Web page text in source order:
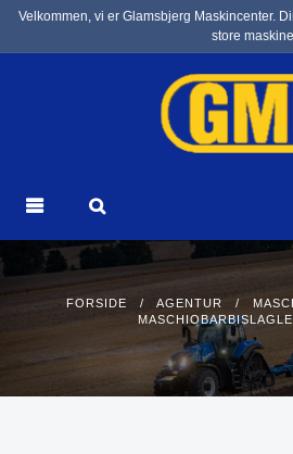
Velkommen, vi er Glamsbjerg Maskincenter.
store
FORSIDE / AGENTUR /